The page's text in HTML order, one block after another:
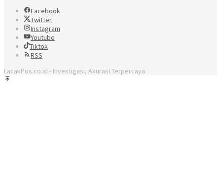
Facebook
Twitter
Instagram
Youtube
Tiktok
RSS
LacakPos.co.id - Investigasi, Akurasi Terpercaya